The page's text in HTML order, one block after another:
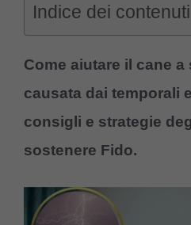
Indice dei contenuti
Come aiutare il cane a
causata dai temporali
consigli e strategie
sostenere Fido.